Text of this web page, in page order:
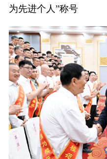
为先进个人”称号